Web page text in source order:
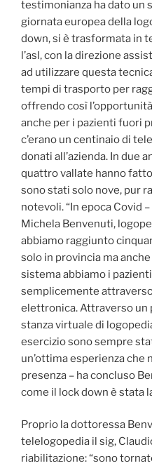
testimonianza ha dato un
giornata europea della
down, si è trasformata in
l’asl, con la direzione
ad utilizzare questa
tempi di trasporto per
offrendo così
anche per i pazienti fuori
c’erano un centinaio di
donati all’azienda. In due
quattro vallate hanno
sono stati solo nove, pur
notevoli. “In epoca Covid
Michela Benvenuti,
abbiamo raggiunto
solo in provincia ma
sistema abbiamo i
semplicemente
elettronica. Attraverso un
stanza virtuale di
esercizio sono sempre
un’ottima esperienza
presenza – ha concluso
come il lock down è stata
Proprio la dottoressa
telelogopedia il sig,
riabilitazione: “sono